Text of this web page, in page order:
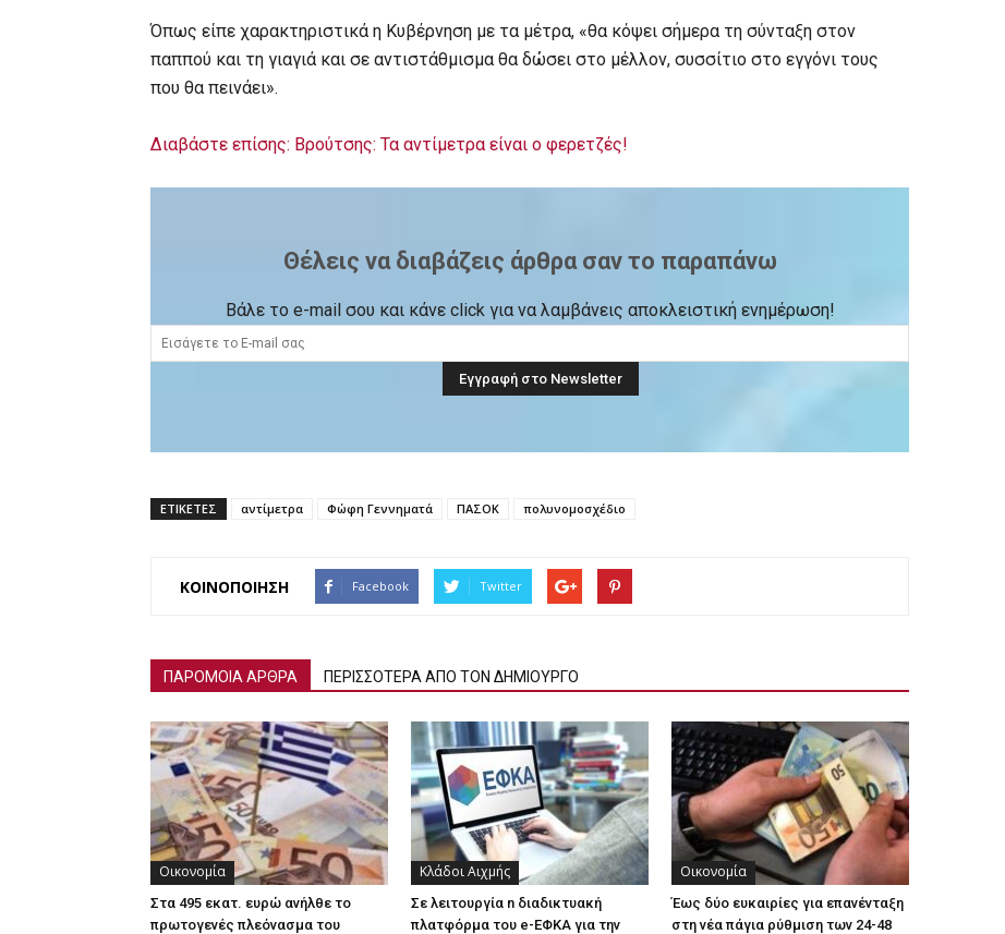
Όπως είπε χαρακτηριστικά η Κυβέρνηση με τα μέτρα, «θα κόψει σήμερα τη σύνταξη στον
παππού και τη γιαγιά και σε αντιστάθμισμα θα δώσει στο μέλλον, συσσίτιο στο εγγόνι τους
που θα πεινάει».
Διαβάστε επίσης: Βρούτσης: Τα αντίμετρα είναι ο φερετζές!
Θέλεις να διαβάζεις άρθρα σαν το παραπάνω
Βάλε το e-mail σου και κάνε click για να λαμβάνεις αποκλειστική ενημέρωση!
ΕΤΙΚΕΤΕΣ αντίμετρα Φώφη Γεννηματά ΠΑΣΟΚ πολυνομοσχέδιο
ΚΟΙΝΟΠΟΙΗΣΗ Facebook Twitter
ΠΑΡΟΜΟΙΑ ΑΡΘΡΑ ΠΕΡΙΣΣΟΤΕΡΑ ΑΠΟ ΤΟΝ ΔΗΜΙΟΥΡΓΟ
Οικονομία
Στα 495 εκατ. ευρώ ανήλθε το
πρωτογενές πλεόνασμα του
Κλάδοι Αιχμής
Σε λειτουργία n διαδικτυακή
πλατφόρμα του e-ΕΦΚΑ για την
Οικονομία
Έως δύο ευκαιρίες για επανένταξη
στη νέα πάγια ρύθμιση των 24-48